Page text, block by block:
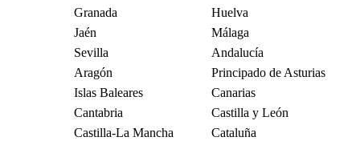
Granada
Huelva
Jaén
Málaga
Sevilla
Andalucía
Aragón
Principado de Asturias
Islas Baleares
Canarias
Cantabria
Castilla y León
Castilla-La Mancha
Cataluña